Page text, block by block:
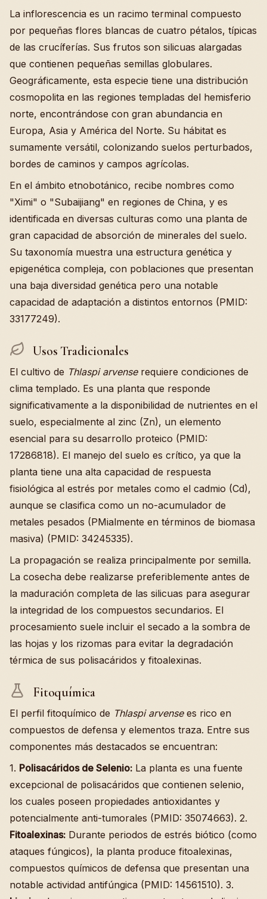
La inflorescencia es un racimo terminal compuesto
por pequeñas flores blancas de cuatro pétalos, típicas
de las crucíferías. Sus frutos son silicuas alargadas
que contienen pequeñas semillas globulares.
Geográficamente, esta especie tiene una distribución
cosmopolita en las regiones templadas del hemisferio
norte, encontrándose con gran abundancia en
Europa, Asia y América del Norte. Su hábitat es
sumamente versátil, colonizando suelos perturbados,
bordes de caminos y campos agrícolas.
En el ámbito etnobotánico, recibe nombres como
"Ximi" o "Subaijiang" en regiones de China, y es
identificada en diversas culturas como una planta de
gran capacidad de absorción de minerales del suelo.
Su taxonomía muestra una estructura genética y
epigenética compleja, con poblaciones que presentan
una baja diversidad genética pero una notable
capacidad de adaptación a distintos entornos (PMID:
33177249).
Usos Tradicionales
El cultivo de Thlaspi arvenserequiere condiciones de
clima templado. Es una planta que responde
significativamente a la disponibilidad de nutrientes en el
suelo, especialmente al zinc (Zn), un elemento
esencial para su desarrollo proteico (PMID:
17286818). El manejo del suelo es crítico, ya que la
planta tiene una alta capacidad de respuesta
fisiológica al estrés por metales como el cadmio (Cd),
aunque se clasifica como un no-acumulador de
metales pesados (PMialmente en términos de biomasa
masiva) (PMID: 34245335).
La propagación se realiza principalmente por semilla.
La cosecha debe realizarse preferiblemente antes de
la maduración completa de las silicuas para asegurar
la integridad de los compuestos secundarios. El
procesamiento suele incluir el secado a la sombra de
las hojas y los rizomas para evitar la degradación
térmica de sus polisacáridos y fitoalexinas.
Fitoquímica
El perfil fitoquímico de Thlaspi arvensees rico en
compuestos de defensa y elementos traza. Entre sus
componentes más destacados se encuentran:
1. Polisacáridos de Selenio: La planta es una fuente
excepcional de polisacáridos que contienen selenio,
los cuales poseen propiedades antioxidantes y
potencialmente anti-tumorales (PMID: 35074663). 2.
Fitoalexinas: Durante periodos de estrés biótico (como
ataques fúngicos), la planta produce fitoalexinas,
compuestos químicos de defensa que presentan una
notable actividad antifúngica (PMID: 14561510). 3.